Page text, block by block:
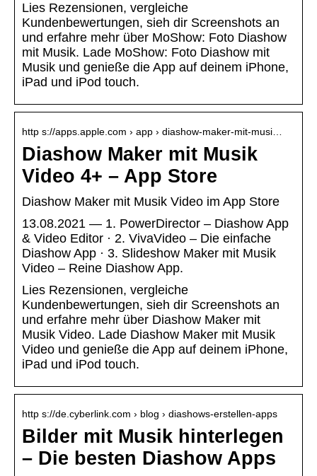
Lies Rezensionen, vergleiche
Kundenbewertungen, sieh dir Screenshots an
und erfahre mehr über MoShow: Foto Diashow
mit Musik. Lade MoShow: Foto Diashow mit
Musik und genieße die App auf deinem iPhone,
iPad und iPod touch.
http s://apps.apple.com › app › diashow-maker-mit-musi…
Diashow Maker mit Musik
Video 4+ – App Store
‎Diashow Maker mit Musik Video im App Store
13.08.2021 — 1. PowerDirector – Diashow App
& Video Editor · 2. VivaVideo – Die einfache
Diashow App · 3. Slideshow Maker mit Musik
Video – Reine Diashow App.
Lies Rezensionen, vergleiche
Kundenbewertungen, sieh dir Screenshots an
und erfahre mehr über Diashow Maker mit
Musik Video. Lade Diashow Maker mit Musik
Video und genieße die App auf deinem iPhone,
iPad und iPod touch.
http s://de.cyberlink.com › blog › diashows-erstellen-apps
Bilder mit Musik hinterlegen
– Die besten Diashow Apps